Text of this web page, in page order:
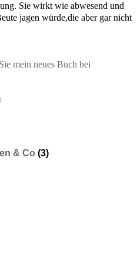
Sie wirkt wie abwesend und
jagen würde,die aber gar nicht
& Co (3)